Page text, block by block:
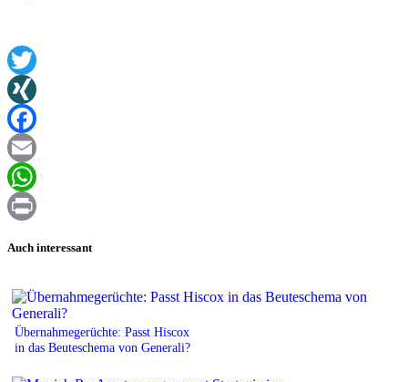
Twitter
XING
Facebook
Email
WhatsApp
Auch interessant
Übernahmegerüchte: Passt Hiscox
in das Beuteschema von Generali?